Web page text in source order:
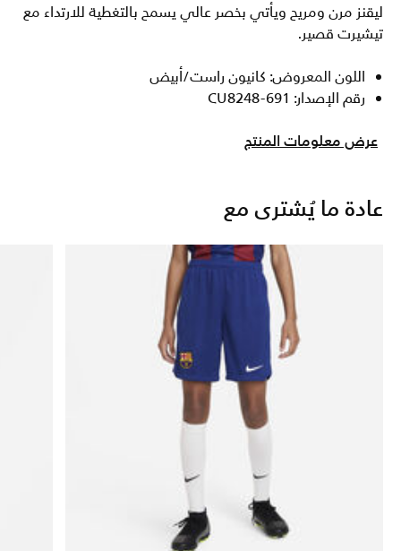
ليقنز مرن ومريح ويأتي بخصر عالي يسمح بالتغطية للارتداء مع
تيشيرت قصير.
اللون المعروض: كانيون راست/أبيض
رقم الإصدار: CU8248-691
عرض معلومات المنتج
عادة ما يُشترى مع